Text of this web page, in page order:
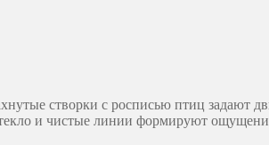
створки с росписью птиц задают
и чистые линии формируют